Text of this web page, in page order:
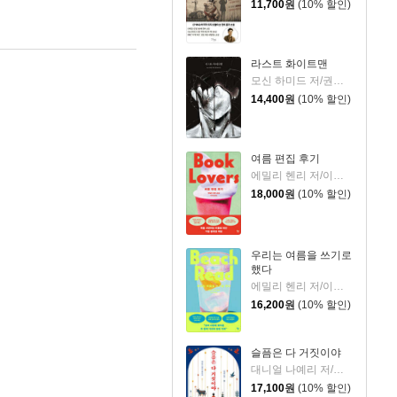
11,700원 (10% 할인)
라스트 화이트맨
14,400원 (10% 할인)
여름 편집 후기
에밀리 헨리 저/이미정 역
18,000원 (10% 할인)
우리는 여름을 쓰기로
했다
에밀리 헨리 저/이미정 역
16,200원 (10% 할인)
슬픔은 다 거짓이야
대니얼 나예리 저/김래경 역
17,100원 (10% 할인)